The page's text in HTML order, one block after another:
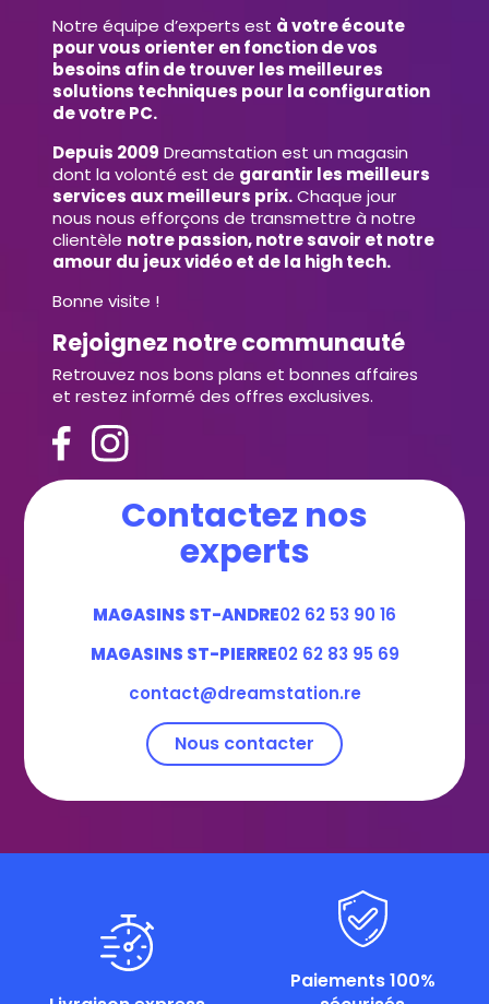
Notre équipe d’experts est à votre écoute
pour vous orienter en fonction de vos
besoins afin de trouver les meilleures
solutions techniques pour la configuration
de votre PC.
Depuis 2009 Dreamstation est un magasin
dont la volonté est de garantir les meilleurs
services aux meilleurs prix.Chaque jour
nous nous efforçons de transmettre à notre
clientèle notre passion, notre savoir et notre
amour du jeux vidéo et de la high tech.
Bonne visite !
Rejoignez notre communauté
Retrouvez nos bons plans et bonnes affaires
et restez informé des offres exclusives.
Contactez nos
experts
MAGASINS ST-ANDRE02 62 53 90 16
MAGASINS ST-PIERRE02 62 83 95 69
contact@dreamstation.re
Nous contacter
Paiements 100%